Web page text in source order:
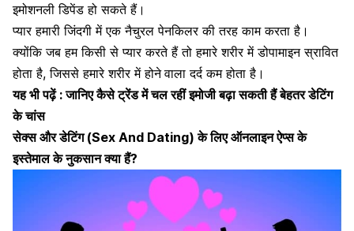
इमोशनली डिपेंड हो सकते हैं।
प्यार हमारी जिंदगी में एकनैचुरल पेनकिलर की तरह काम करता है।
क्योंकि जब हम किसी से प्यार करते हैं तो हमारे शरीर में डोपामाइन स्रावित
होता है, जिससे हमारे शरीर में होने वाला दर्द कम होता है।
यह भी पढ़ें :जानिए कैसे ट्रेंड में चल रहीं इमोजी बढ़ा सकती हैं बेहतर डेटिंग
के चांस
सेक्स और डेटिंग (Sex And Dating) के लिए ऑनलाइन ऐप्स के
इस्तेमाल के नुकसान क्या हैं?